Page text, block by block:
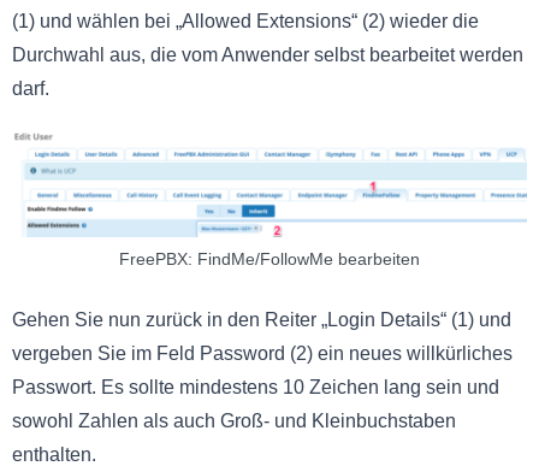
(1) und wählen bei „Allowed Extensions“ (2) wieder die
Durchwahl aus, die vom Anwender selbst bearbeitet werden
darf.
FreePBX: FindMe/FollowMe bearbeiten
Gehen Sie nun zurück in den Reiter „Login Details“ (1) und
vergeben Sie im Feld Password (2) ein neues willkürliches
Passwort. Es sollte mindestens 10 Zeichen lang sein und
sowohl Zahlen als auch Groß- und Kleinbuchstaben
enthalten.